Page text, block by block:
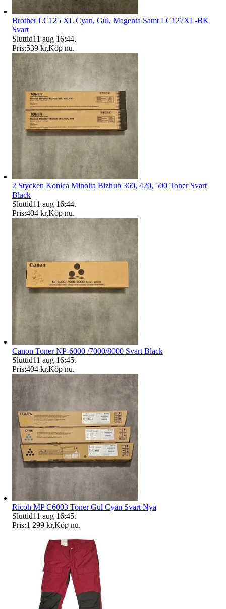
Brother LC125 XL Cyan, Gul, Magenta Samt LC127XL-BK
Svart
Sluttid11 aug 16:44.
Pris:539 kr,Köp nu.
2 Stycken Konica Minolta Bizhub 360, 420, 500 Toner Svart
Black
Sluttid11 aug 16:44.
Pris:404 kr,Köp nu.
Canon Toner NP-6000 /7000/8000 Svart Black
Sluttid11 aug 16:45.
Pris:404 kr,Köp nu.
Ricoh MP C6003 Toner Gul Cyan Svart Nya
Sluttid11 aug 16:45.
Pris:1 299 kr,Köp nu.